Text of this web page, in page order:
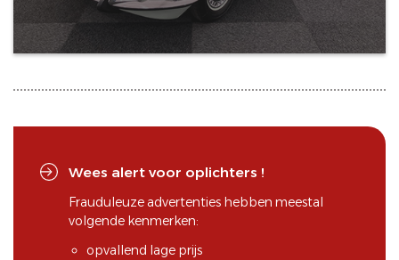
Wees alert voor oplichters !
Frauduleuze advertenties hebben meestal
volgende kenmerken:
opvallend lage prijs